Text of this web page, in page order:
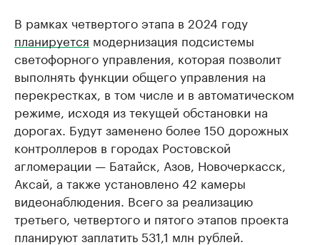
В рамках четвертого этапа в 2024 году
планируется модернизация подсистемы
светофорного управления, которая позволит
выполнять функции общего управления на
перекрестках, в том числе и в автоматическом
режиме, исходя из текущей обстановки на
дорогах. Будут заменено более 150 дорожных
контроллеров в городах Ростовской
агломерации — Батайск, Азов, Новочеркасск,
Аксай, а также установлено 42 камеры
видеонаблюдения. Всего за реализацию
третьего, четвертого и пятого этапов проекта
планируют заплатить 531,1 млн рублей.